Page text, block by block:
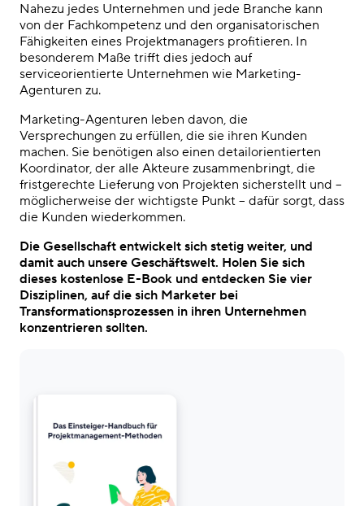
Nahezu jedes Unternehmen und jede Branche kann
von der Fachkompetenz und den organisatorischen
Fähigkeiten eines Projektmanagers profitieren. In
besonderem Maße trifft dies jedoch auf
serviceorientierte Unternehmen wie Marketing-
Agenturen zu.
Marketing-Agenturen leben davon, die
Versprechungen zu erfüllen, die sie ihren Kunden
machen. Sie benötigen also einen detailorientierten
Koordinator, der alle Akteure zusammenbringt, die
fristgerechte Lieferung von Projekten sicherstellt und –
möglicherweise der wichtigste Punkt – dafür sorgt, dass
die Kunden wiederkommen.
Die Gesellschaft entwickelt sich stetig weiter, und
damit auch unsere Geschäftswelt. Holen Sie sich
dieses kostenlose E-Book und entdecken Sie vier
Disziplinen, auf die sich Marketer bei
Transformationsprozessen in ihren Unternehmen
konzentrieren sollten.